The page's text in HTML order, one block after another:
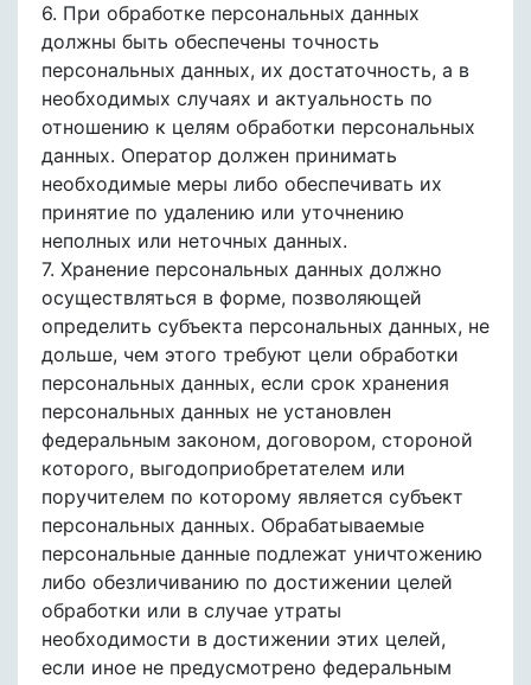
6. При обработке персональных данных
должны быть обеспечены точность
персональных данных, их достаточность, а в
необходимых случаях и актуальность по
отношению к целям обработки персональных
данных. Оператор должен принимать
необходимые меры либо обеспечивать их
принятие по удалению или уточнению
неполных или неточных данных.
7. Хранение персональных данных должно
осуществляться в форме, позволяющей
определить субъекта персональных данных, не
дольше, чем этого требуют цели обработки
персональных данных, если срок хранения
персональных данных не установлен
федеральным законом, договором, стороной
которого, выгодоприобретателем или
поручителем по которому является субъект
персональных данных. Обрабатываемые
персональные данные подлежат уничтожению
либо обезличиванию по достижении целей
обработки или в случае утраты
необходимости в достижении этих целей,
если иное не предусмотрено федеральным